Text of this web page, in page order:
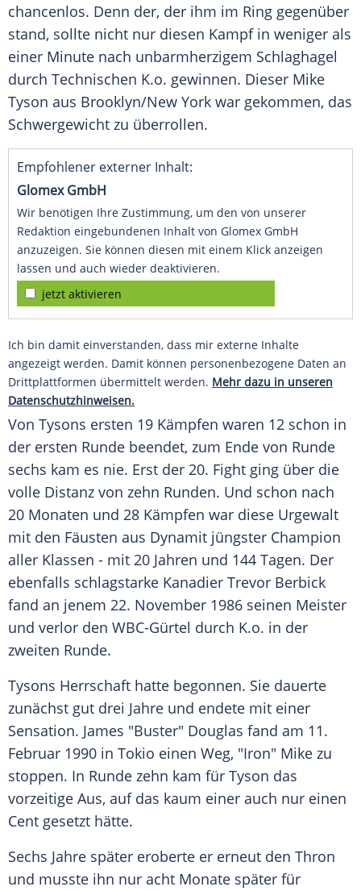
chancenlos. Denn der, der ihm im Ring gegenüber
stand, sollte nicht nur diesen Kampf in weniger als
einer Minute nach unbarmherzigem Schlaghagel
durch Technischen K.o. gewinnen. Dieser Mike
Tyson aus Brooklyn/New York war gekommen, das
Schwergewicht zu überrollen.
Empfohlener externer Inhalt:
Glomex GmbH
Wir benötigen Ihre Zustimmung, um den von unserer
Redaktion eingebundenen Inhalt von Glomex GmbH
anzuzeigen. Sie können diesen mit einem Klick anzeigen
lassen und auch wieder deaktivieren.
jetzt aktivieren
Ich bin damit einverstanden, dass mir externe Inhalte
angezeigt werden. Damit können personenbezogene Daten an
Drittplattformen übermittelt werden. Mehr dazu in unseren
Datenschutzhinweisen.
Von Tysons ersten 19 Kämpfen waren 12 schon in
der ersten Runde beendet, zum Ende von Runde
sechs kam es nie. Erst der 20. Fight ging über die
volle Distanz von zehn Runden. Und schon nach
20 Monaten und 28 Kämpfen war diese Urgewalt
mit den Fäusten aus Dynamit jüngster Champion
aller Klassen - mit 20 Jahren und 144 Tagen. Der
ebenfalls schlagstarke Kanadier Trevor Berbick
fand an jenem 22. November 1986 seinen Meister
und verlor den WBC-Gürtel durch K.o. in der
zweiten Runde.
Tysons Herrschaft hatte begonnen. Sie dauerte
zunächst gut drei Jahre und endete mit einer
Sensation. James "Buster" Douglas fand am 11.
Februar 1990 in Tokio einen Weg, "Iron" Mike zu
stoppen. In Runde zehn kam für Tyson das
vorzeitige Aus, auf das kaum einer auch nur einen
Cent gesetzt hätte.
Sechs Jahre später eroberte er erneut den Thron
und musste ihn nur acht Monate später für